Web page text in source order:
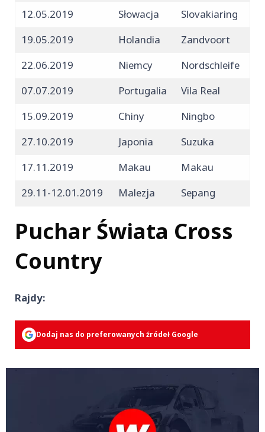
12.05.2019
Słowacja
Slovakiaring
19.05.2019
Holandia
Zandvoort
22.06.2019
Niemcy
Nordschleife
07.07.2019
Portugalia
Vila Real
15.09.2019
Chiny
Ningbo
27.10.2019
Japonia
Suzuka
17.11.2019
Makau
Makau
29.11-12.01.2019
Malezja Sepang
Puchar Świata Cross
Country
Rajdy:
Dodaj nas do preferowanych źródeł Google